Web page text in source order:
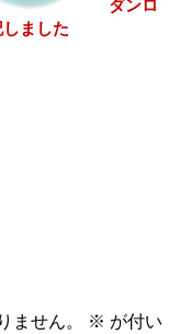
ダンロ
ました
ません。 ※ が付い